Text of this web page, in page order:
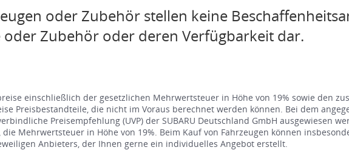
oder Zubehör stellen keine
Zubehör oder deren Verfügbarkeit dar.
einschließlich der gesetzlichen Mehrwertsteuer in Höhe von 19% sowie den
Preisbestandteile, die nicht im Voraus berechnet werden können. Bei dem
Preisempfehlung (UVP) der SUBARU Deutschland GmbH ausgewiesen
Mehrwertsteuer in Höhe von 19%. Beim Kauf von Fahrzeugen können
Anbieters, der Ihnen gerne ein individuelles Angebot erstellt.